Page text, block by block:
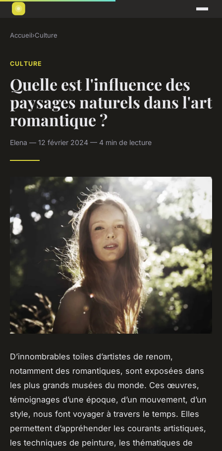
Accueil›Culture
CULTURE
Quelle est l'influence des
paysages naturels dans l'art
romantique ?
Elena — 12 février 2024 — 4 min de lecture
D’innombrables toiles d’artistes de renom,
notamment des romantiques, sont exposées dans
les plus grands musées du monde. Ces œuvres,
témoignages d’une époque, d’un mouvement, d’un
style, nous font voyager à travers le temps. Elles
permettent d’appréhender les courants artistiques,
les techniques de peinture, les thématiques de